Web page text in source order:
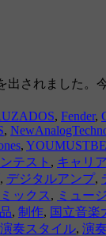
出されました
, Fender,
,
,
テスト , キャリア
, デジタルアンプ,
ミックス , ミュー
, 制作, 国立音楽
演奏スタイル, 演